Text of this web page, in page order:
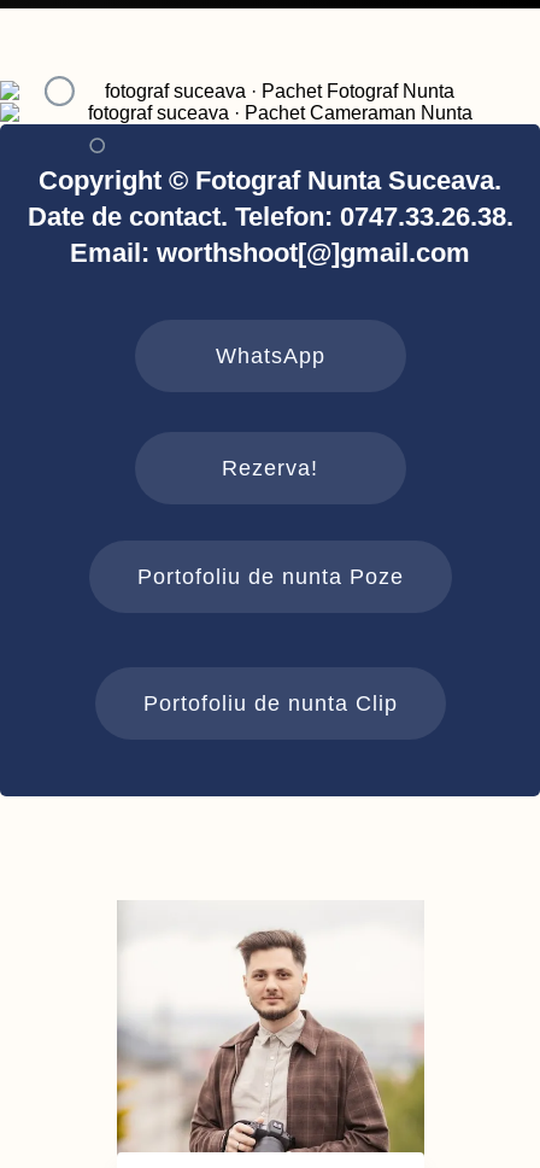
Copyright © Fotograf Nunta Suceava.
Date de contact. Telefon: 0747.33.26.38.
Email: worthshoot[@]gmail.com
WhatsApp
Rezerva!
Portofoliu de nunta Poze
Portofoliu de nunta Clip